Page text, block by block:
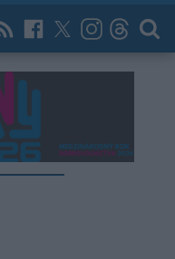
News Now Archív